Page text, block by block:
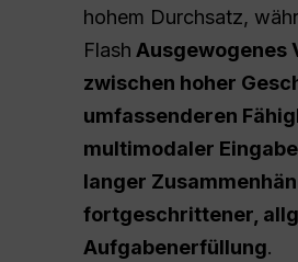
hohem Durchsatz,
Flash Ausgewogenes
zwischen hoher
umfassenderen
multimodaler
langer
fortgeschrittener,
Aufgabenerfüllung.